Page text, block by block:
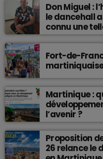
Don Miguel :
le dancehall
connu une
Fort-de-
Martinique :
l’avenir ?
Proposition
26 relance le